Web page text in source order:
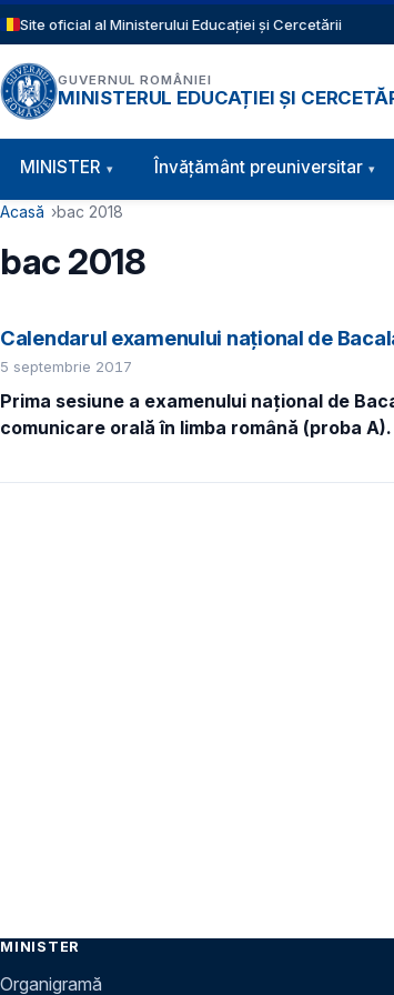
Sari la conținutul principal
Site oficial al Ministerului Educației și Cercetării
GUVERNUL ROMÂNIEI
MINISTERUL EDUCAȚIEI ȘI
Navigație principală
MINISTER Învăţământ preuniversitar
Cale de navigare
Acasă bac 2018
bac 2018
Calendarul examenului național de
5 septembrie 2017
Prima sesiune a examenului național de
comunicare orală în limba română (proba A).
MINISTER
Organigramă